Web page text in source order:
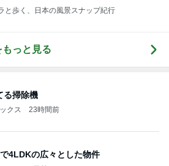
クス 2日前
いた忘れていた宅急便
クス 1日前